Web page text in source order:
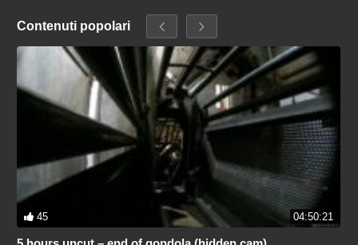
Contenuti popolari
45 04:50:21